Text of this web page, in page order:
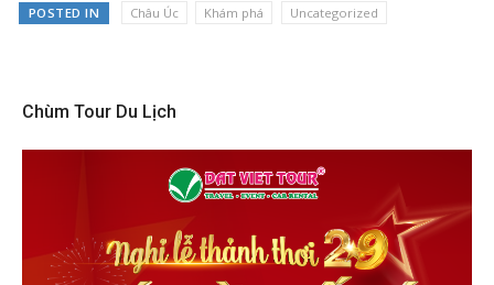
POSTED IN Châu Úc Khám phá Uncategorized
Chùm Tour Du Lịch